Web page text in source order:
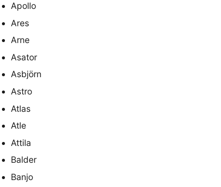
Apollo
Ares
Arne
Asator
Asbjörn
Astro
Atlas
Atle
Attila
Balder
Banjo